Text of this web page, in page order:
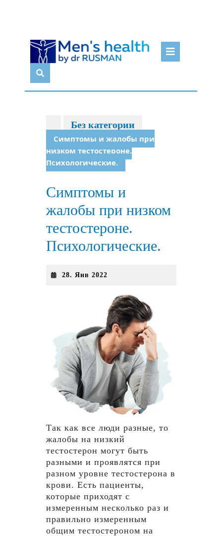
Перейти
содержимому
Без категории
Симптомы и жалобы при
низком тестостероне.
Психологические.
Симптомы и
жалобы при низком
тестостероне.
Психологические.
28. Янв 202228.
2022
Так как все люди разные, то
жалобы на низкий
тестостерон могут быть
разными и проявлятся при
разном уровне тестостерона в
крови. Есть пациенты,
которые приходят с
измеренным несколько раз и
правильно измеренным
общим тестостероном на